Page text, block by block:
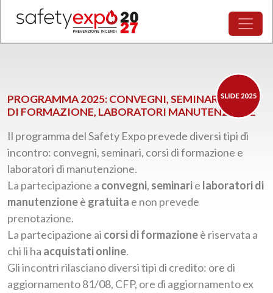
PROGRAMMA 2025: CONVEGNI, SEMINARI, CORSI
DI FORMAZIONE, LABORATORI MANUTENZIONE
Il programma del Safety Expo prevede diversi tipi di
incontro: convegni, seminari, corsi di formazione e
laboratori di manutenzione.
La partecipazione a convegni, seminarie laboratori di
manutenzioneè gratuita e non prevede
prenotazione.
La partecipazione ai corsi di formazioneè riservata a
chi li ha acquistati online.
Gli incontri rilasciano diversi tipi di credito: ore di
aggiornamento 81/08, CFP, ore di aggiornamento ex